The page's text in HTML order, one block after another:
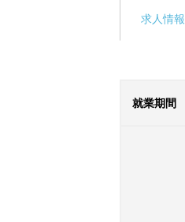
求人情報
就業期間